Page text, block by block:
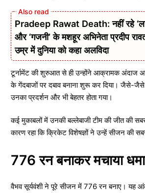
Pradeep Rawat Death: नहीं रहे
और ‘गजनी’ के मशहूर अभिनेता प्रदीप
उम्र में दुनिया को कहा अलविदा
टूर्नामेंट की शुरुआत से ही उन्होंने आक्रामक अंदाज
के गेंदबाजों पर दबाव बनाना शुरू कर दिया। जैसे-
उनका प्रदर्शन और भी बेहतर होता गया।
कई मुकाबलों में उनकी बल्लेबाजी टीम की जीत की
कारण रहा कि क्रिकेट विशेषज्ञों ने उन्हें सीजन की
776 रन बनाकर मचाया
वैभव सूर्यवंशी ने पूरे सीजन में 776 रन बनाए। यह